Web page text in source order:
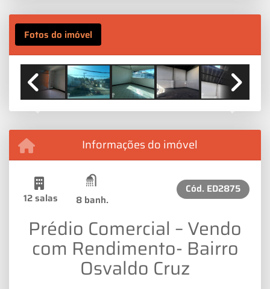
Fotos do imóvel
Previous Next
Informações do imóvel
12 salas 8 banh.
Cód. ED2875
Prédio Comercial – Vendo
com Rendimento- Bairro
Osvaldo Cruz